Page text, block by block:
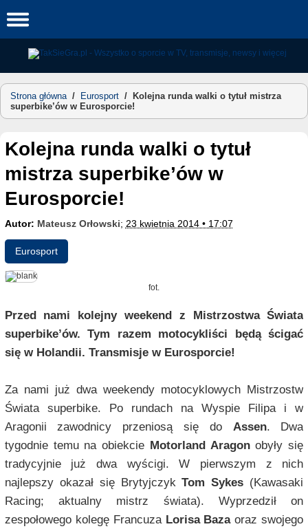
to
Strona główna/ Eurosport /
Kolejna runda walki o tytuł mistrza
superbike’ów w Eurosporcie!
Kolejna runda walki o tytuł
mistrza superbike’ów w
Eurosporcie!
Autor: Mateusz Orłowski; 23 kwietnia 2014 • 17:07
Eurosport
fot.
Przed nami kolejny weekend z Mistrzostwa Świata
superbike’ów. Tym razem motocykliści będą ścigać
się w Holandii. Transmisje w Eurosporcie!
Za nami już dwa weekendy motocyklowych Mistrzostw
Świata superbike. Po rundach na Wyspie Filipa i w
Aragonii zawodnicy przeniosą się do Assen. Dwa
tygodnie temu na obiekcie Motorland Aragonobyły się
tradycyjnie już dwa wyścigi. W pierwszym z nich
najlepszy okazał się BrytyjczykTom Sykes (Kawasaki
Racing; aktualny mistrz świata). Wyprzedził on
zespołowego kolegę Francuza Lorisa Bazaoraz swojego